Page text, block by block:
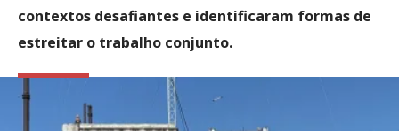
contextos desafiantes e identificaram formas de
estreitar o trabalho conjunto.